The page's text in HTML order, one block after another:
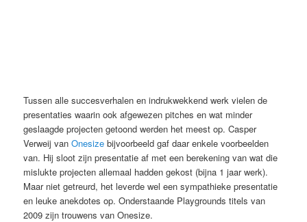
Tussen alle succesverhalen en indrukwekkend werk vielen de
presentaties waarin ook afgewezen pitches en wat minder
geslaagde projecten getoond werden het meest op. Casper
Verweij vanOnesize bijvoorbeeld gaf daar enkele voorbeelden
van. Hij sloot zijn presentatie af met een berekening van wat die
mislukte projecten allemaal hadden gekost (bijna 1 jaar werk).
Maar niet getreurd, het leverde wel een sympathieke presentatie
en leuke anekdotes op. Onderstaande Playgrounds titels van
2009 zijn trouwens van Onesize.